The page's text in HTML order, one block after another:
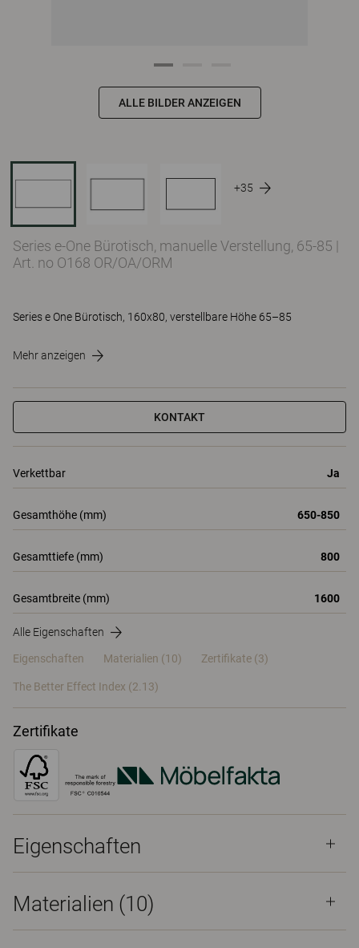
ALLE BILDER ANZEIGEN
+35
Series e-One Bürotisch, manuelle Verstellung, 65-85 |
Art. no O168 OR/OA/ORM
Series e One Bürotisch, 160x80, verstellbare Höhe 65–85
Mehr anzeigen
KONTAKT
Verkettbar Ja
Gesamthöhe (mm) 650-850
Gesamttiefe (mm) 800
Gesamtbreite (mm) 1600
Alle Eigenschaften
Eigenschaften Materialien (10) Zertifikate (3)
The Better Effect Index (2.13)
Zertifikate
Eigenschaften
Materialien (10)